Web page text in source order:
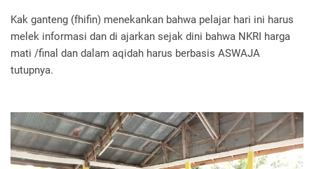
Kak ganteng (fhifin) menekankan bahwa pelajar hari ini harus
melek informasi dan di ajarkan sejak dini bahwa NKRI harga
mati /final dan dalam aqidah harus berbasis ASWAJA
tutupnya.